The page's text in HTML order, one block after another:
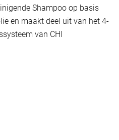
Shampoo op basis
en maakt deel uit van het 4-
van CHI